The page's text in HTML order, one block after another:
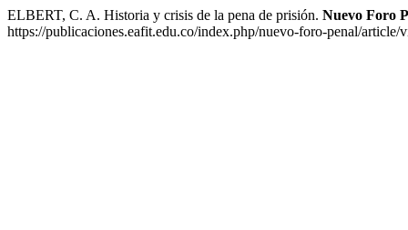
ELBERT, C. A. Historia y crisis de la pena de prisión. Nuevo Foro
https://publicaciones.eafit.edu.co/index.php/nuevo-foro-penal/article/